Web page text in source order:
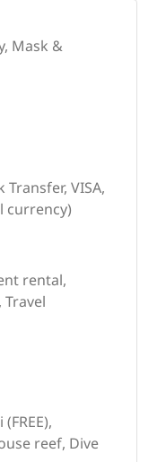
rental,
reef, Dive
Mask &
VISA,
currency)